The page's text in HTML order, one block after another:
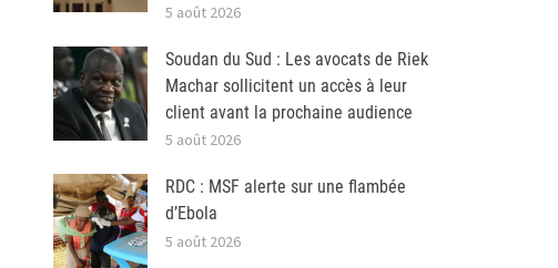
5 août 2026
Soudan du Sud : Les avocats de Riek
Machar sollicitent un accès à leur
client avant la prochaine audience
5 août 2026
RDC : MSF alerte sur une flambée
d’Ebola
5 août 2026